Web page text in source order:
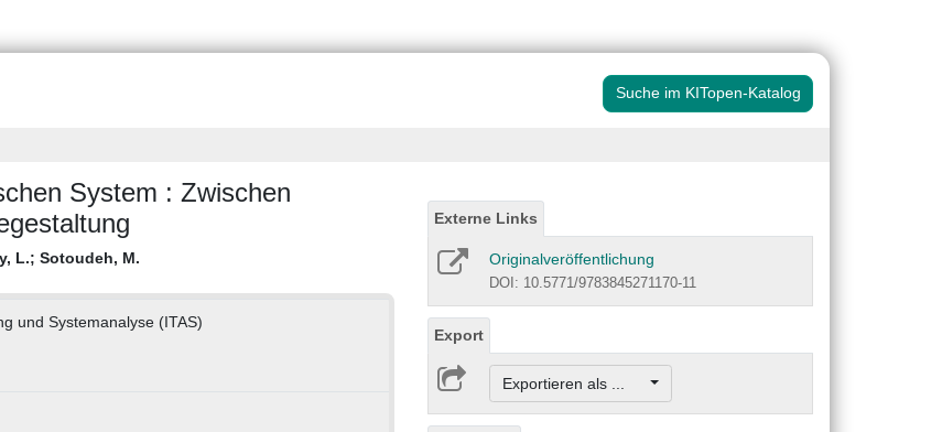
Suche im KITopen-Katalog
System : Zwischen
L.; Sotoudeh, M.
und Systemanalyse (ITAS)
Externe Links
Originalveröffentlichung
DOI: 10.5771/9783845271170-11
Export
Exportieren als ...